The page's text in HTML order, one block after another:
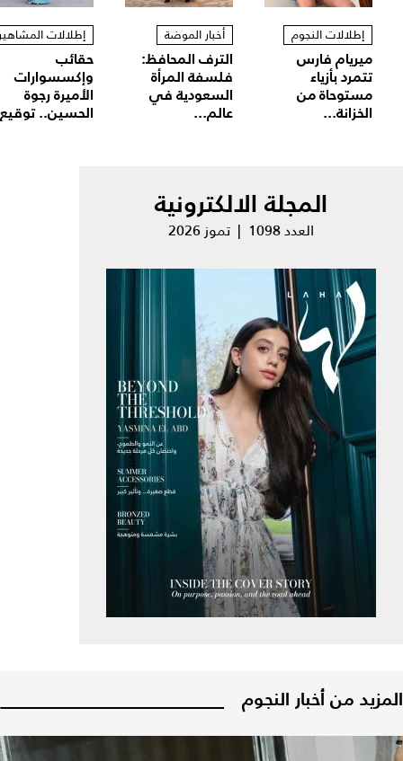
إطلالات النجوم
ميريام فارس
تتمرد بأزياء
مستوحاة من
الخزانة...
أخبار الموضة
الترف المحافظ:
فلسفة المرأة
السعودية في
عالم...
إطلالات
حقائب
وإكسسوارات
الأميرة رجوة
الحسين..
المجلة الالكترونية
العدد 1098 | تموز 2026
المزيد من أخبار النجوم